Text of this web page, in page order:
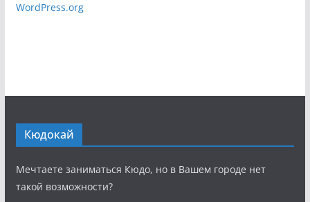
WordPress.org
Кюдокай
Мечтаете заниматься Кюдо, но в Вашем городе нет
такой возможности?